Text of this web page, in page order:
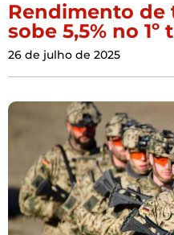
Rendimento de
sobe 5,5% no
26 de julho de 2025